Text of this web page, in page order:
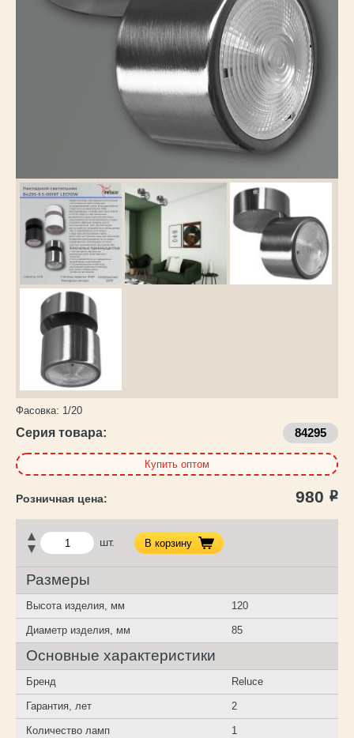
Фасовка: 1/20
Серия товара: 84295
Купить оптом
980 Р
шт. В корзину
Размеры
Высота изделия, мм 120
Диаметр изделия, мм 85
Основные характеристики
Бренд Reluce
Гарантия, лет 2
Количество ламп 1